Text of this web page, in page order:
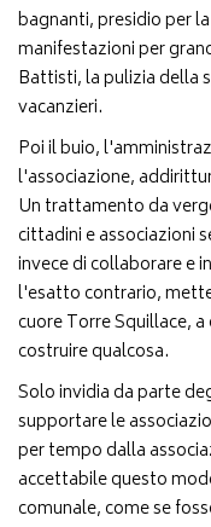
bagnanti, presidio per
manifestazioni per
Battisti, la pulizia della
vacanzieri.
Poi il buio,
l'associazione,
Un trattamento da
cittadini e associazioni
invece di collaborare e
l'esatto contrario,
cuore Torre Squillace, a
costruire qualcosa.
Solo invidia da parte
supportare le
per tempo dalla
accettabile questo
comunale, come se